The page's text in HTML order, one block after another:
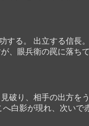
する。 出立する信長
、眼兵衛の罠に落ち
破り、相手の出方を
白影が現れ、次いで